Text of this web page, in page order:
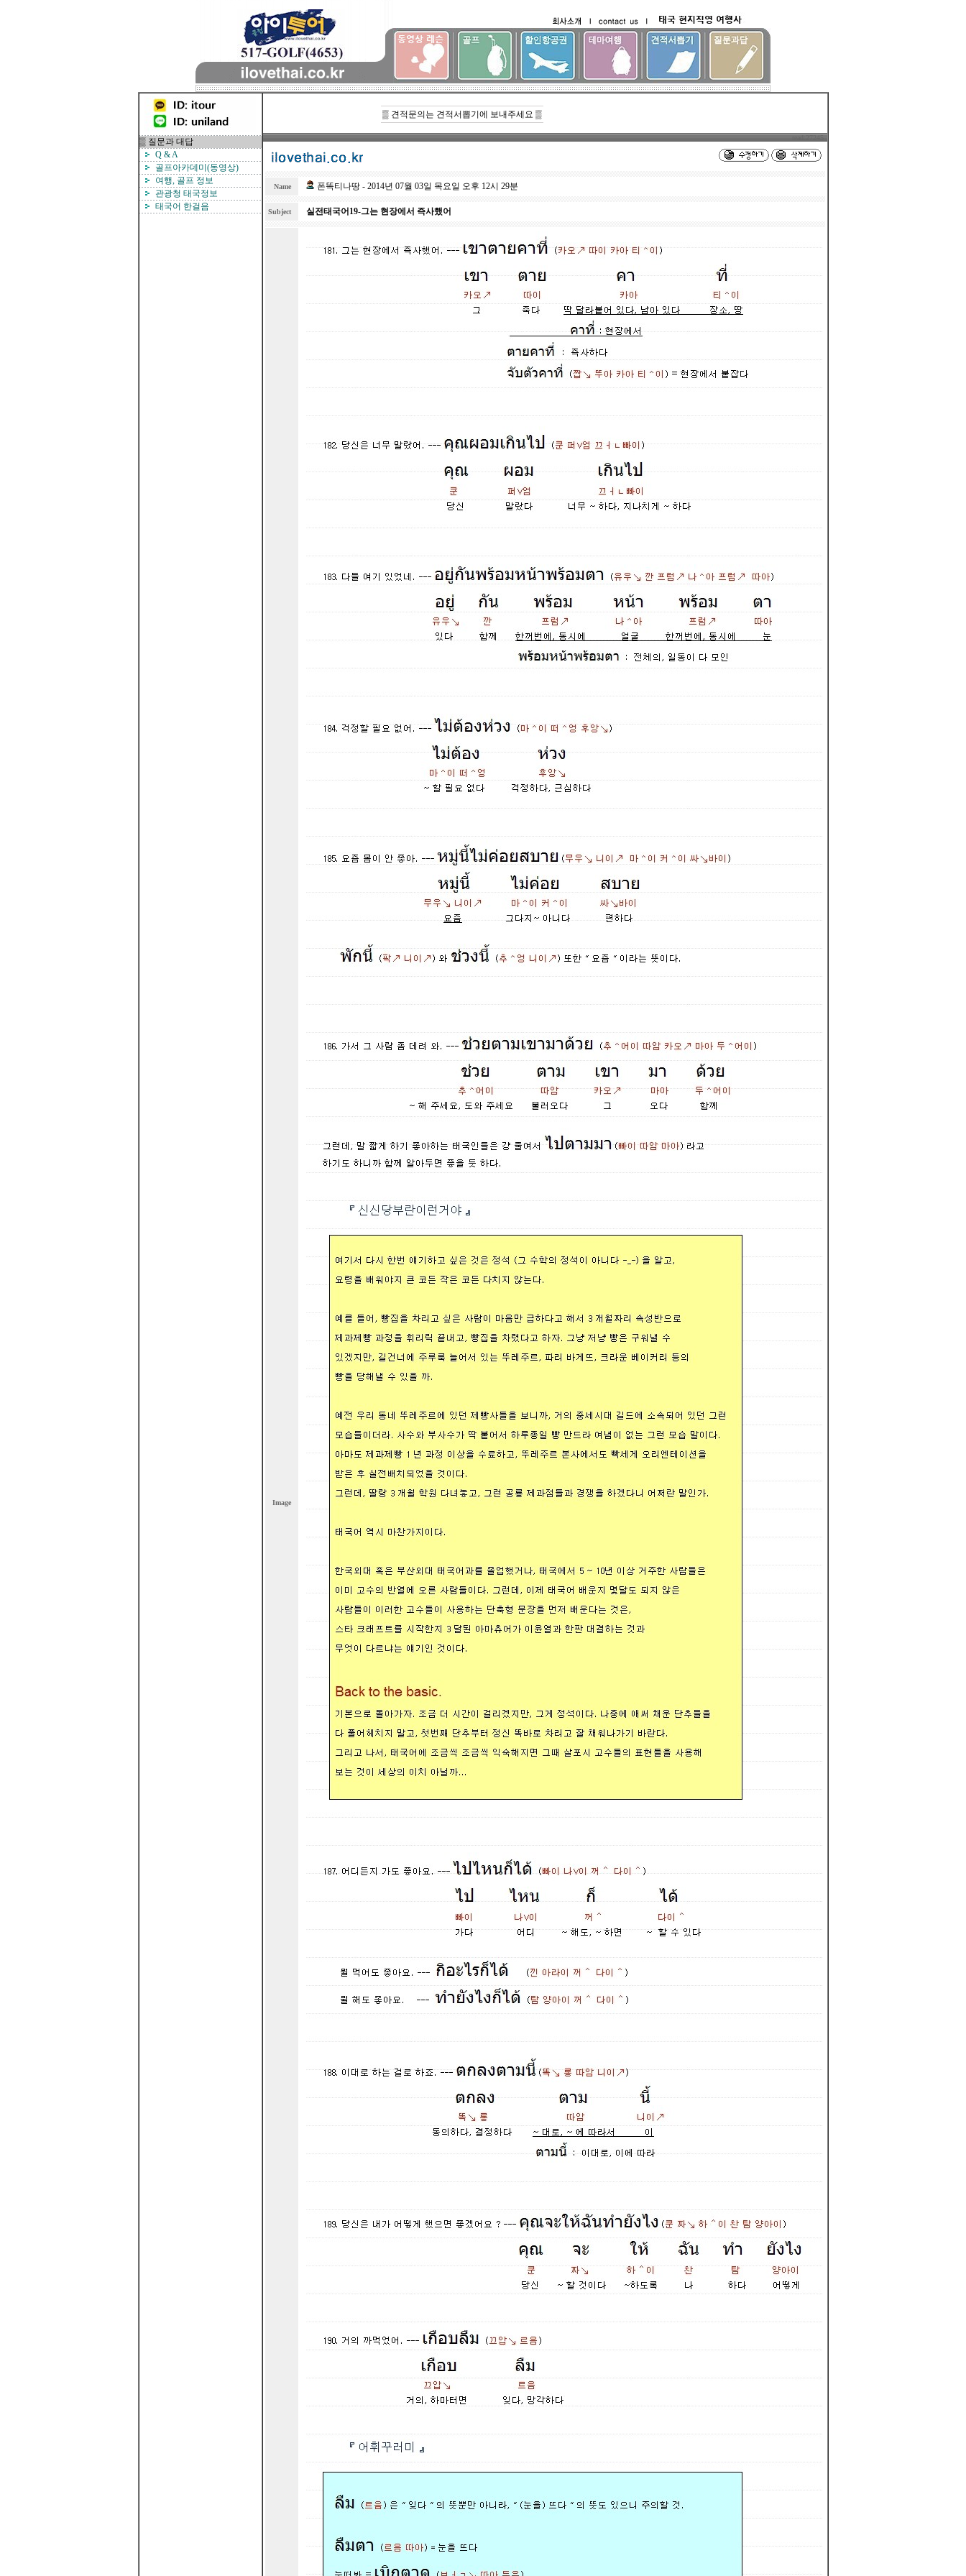
▒ 질문과 대답
Q & A
골프아카데미(동영상)
여행, 골프 정보
관광청 태국정보
태국어 한걸음
▒ 견적문의는 견적서뽑기에 보내주세요 ▒
Name 폰똑티나땅 - 2014년 07월 03일 목요일 오후 12시 29분
Subject 실전태국어19-그는 현장에서 즉사했어
Image